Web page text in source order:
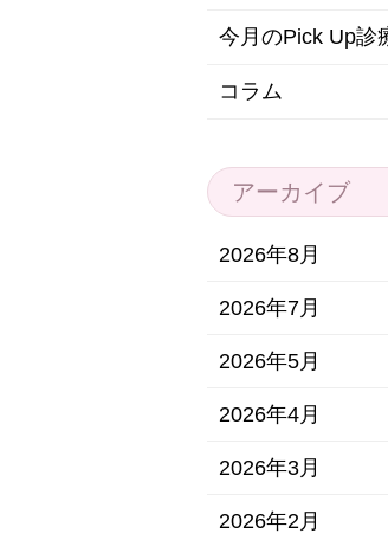
今月のPick Up診
コラム
アーカイブ
2026年8月
2026年7月
2026年5月
2026年4月
2026年3月
2026年2月